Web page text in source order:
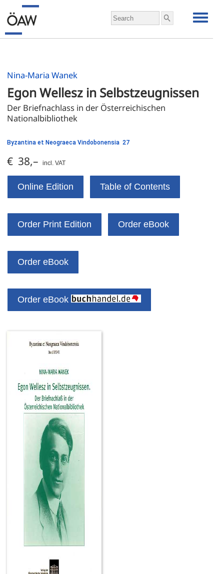
Nina-Maria Wanek
Egon Wellesz in Selbstzeugnissen
Der Briefnachlass in der Österreichischen
Nationalbibliothek
Byzantina et Neograeca Vindobonensia 27
€ 38,– incl. VAT
Online Edition Table of Contents
Order Print Edition Order eBook
Order eBook
Order eBook